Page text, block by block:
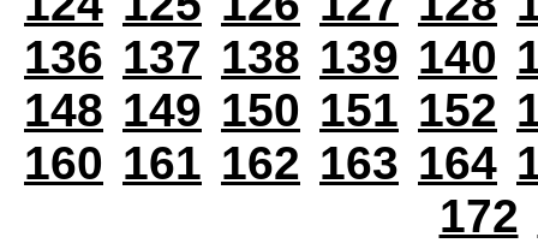
136 137 138 139 140
148 149 150 151 152
160 161 162 163 164
172